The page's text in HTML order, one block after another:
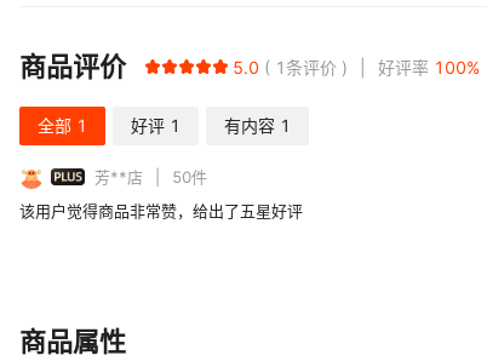
商品评价 5.0 1条评价 好评率 100%
全部 1 好评 1 有内容 1
PLUS 芳**店 50件
该用户觉得商品非常赞，给出了五星好评
商品属性